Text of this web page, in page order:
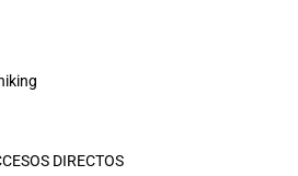
hiking
DIRECTOS